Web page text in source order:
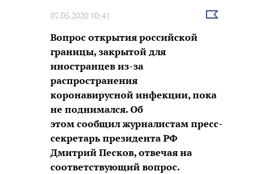
07.05.2020 10:41
Выбрать
Вопрос открытия российской
границы, закрытой для
иностранцев из-за
распространения
коронавирусной инфекции, пока
не поднимался. Об
этом сообщил журналистам пресс-
секретарь президента РФ
Дмитрий Песков, отвечая на
соответствующий вопрос.